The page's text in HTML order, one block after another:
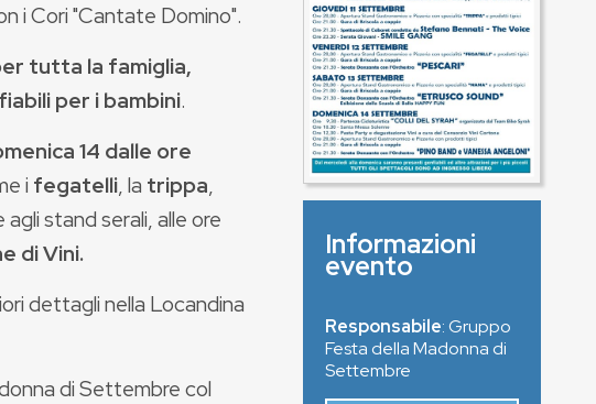
i Cori "Cantate Domino".
tutta la famiglia,
per i bambini.
14 dalle ore
i fegatelli, la trippa,
stand serali, alle ore
di Vini.
dettagli nella Locandina
di Settembre col
Informazioni
evento
Responsabile: Gruppo
Festa della Madonna di
Settembre